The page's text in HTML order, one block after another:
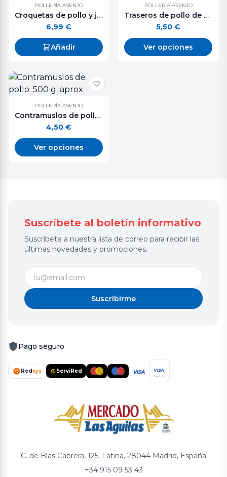
POLLERÍA ASENJO
Croquetas de pollo y jamón (500 g. aprox.)
6,99 €
Añadir
POLLERÍA ASENJO
Traseros de pollo de corral. 500 g. aprox.
5,50 €
Ver opciones
POLLERÍA ASENJO
Contramuslos de pollo. 500 g. aprox.
4,50 €
Ver opciones
Suscríbete al boletín informativo
Suscríbete a nuestra lista de correo para recibir las
últimas novedades y promociones.
Suscribirme
Pago seguro
Redsys ServiRed VISA VISA
Electron
C. de Blas Cabrera, 125, Latina, 28044 Madrid, España
+34 915 09 53 43